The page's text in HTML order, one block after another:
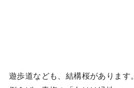
遊歩道なども、結構桜があります。